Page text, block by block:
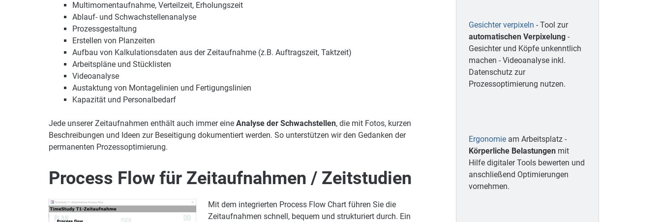
Multimomentaufnahme, Verteilzeit, Erholungszeit
Ablauf- und Schwachstellenanalyse
Prozessgestaltung
Erstellen von Planzeiten
Aufbau von Kalkulationsdaten aus der Zeitaufnahme (z.B. Auftragszeit, Taktzeit)
Arbeitspläne und Stücklisten
Videoanalyse
Austaktung von Montagelinien und Fertigungslinien
Kapazität und Personalbedarf
Jede unserer Zeitaufnahmen enthält auch immer eine Analyse der Schwachstellen, die mit Fotos, kurzen
Beschreibungen und Ideen zur Beseitigung dokumentiert werden. So unterstützen wir den Gedanken der
permanenten Prozessoptimierung.
Process Flow für Zeitaufnahmen / Zeitstudien
Mit dem integrierten Process Flow Chart führen Sie die
Zeitaufnahmen schnell, bequem und strukturiert durch. Ein
Gesichter verpixeln - Tool zur
automatischen Verpixelung-
Gesichter und Köpfe unkenntlich
machen - Videoanalyse inkl.
Datenschutz zur
Prozessoptimierung nutzen.
Ergonomieam Arbeitsplatz -
Körperliche Belastungenmit
Hilfe digitaler Tools bewerten und
anschließend Optimierungen
vornehmen.